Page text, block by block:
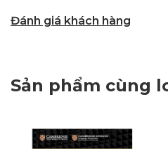
Đánh giá khách hàng
Sản phẩm cùng